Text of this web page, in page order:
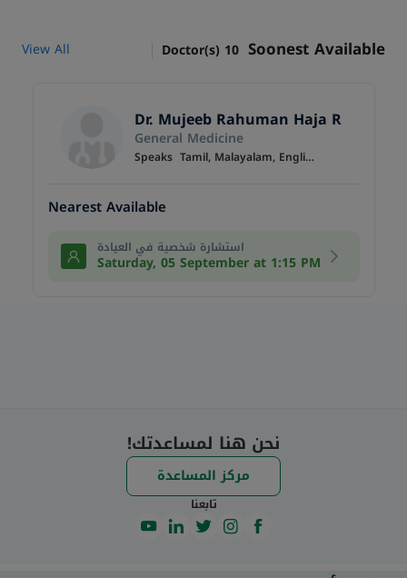
Soonest Available
10
Doctor(s)
View All
Dr. Mujeeb Rahuman Haja Rehuman
General Medicine
Speaks Tamil, Malayalam, English, Hindi
Nearest Available
استشارة شخصية في العيادة
Saturday, 05 September at 1:15 PM
نحن هنا لمساعدتك!
مركز المساعدة
تابعنا